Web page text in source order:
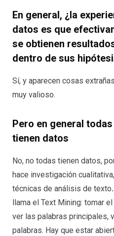
En general, ¿la
datos es que
se obtienen
dentro de sus
Sí, y aparecen cosas
muy valioso.
Pero en general
tienen datos
No, no todas tienen datos,
hace investigación
técnicas de análisis de texto.
llama el Text Mining: tomar
ver las palabras principales,
palabras. Hay que estar